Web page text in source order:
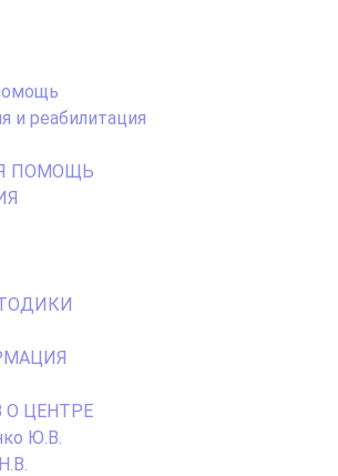
и реабилитация
ПОМОЩЬ
О ЦЕНТРЕ
Ю.В.